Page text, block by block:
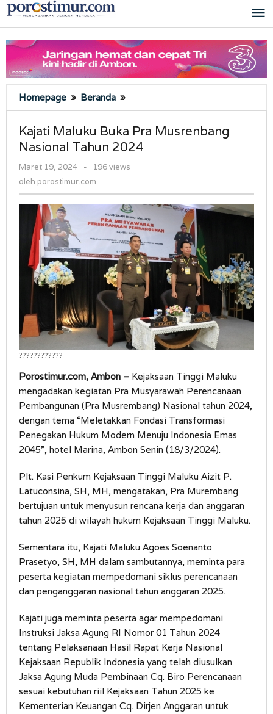
Lewati
ke
Homepage » Beranda »
Maluku
Buka
Pra
Musrenbang
Nasional
2024
Kajati Maluku Buka Pra Musrenbang
Nasional Tahun 2024
Maret 19, 2024
oleh
-
196 views
oleh porostimur.com
????????????
Porostimur.com, Ambon – Kejaksaan Tinggi Maluku
mengadakan kegiatan Pra Musyarawah Perencanaan
Pembangunan (Pra Musrembang) Nasional tahun 2024,
dengan tema “Meletakkan Fondasi Transformasi
Penegakan Hukum Modern Menuju Indonesia Emas
2045”, hotel Marina, Ambon Senin (18/3/2024).
Plt. Kasi Penkum Kejaksaan Tinggi Maluku Aizit P.
Latuconsina, SH, MH, mengatakan, Pra Murembang
bertujuan untuk menyusun rencana kerja dan anggaran
tahun 2025 di wilayah hukum Kejaksaan Tinggi Maluku.
Sementara itu, Kajati Maluku Agoes Soenanto
Prasetyo, SH, MH dalam sambutannya, meminta para
peserta kegiatan mempedomani siklus perencanaan
dan penganggaran nasional tahun anggaran 2025.
Kajati juga meminta peserta agar mempedomani
Instruksi Jaksa Agung RI Nomor 01 Tahun 2024
tentang Pelaksanaan Hasil Rapat Kerja Nasional
Kejaksaan Republik Indonesia yang telah diusulkan
Jaksa Agung Muda Pembinaan Cq. Biro Perencanaan
sesuai kebutuhan riil Kejaksaan Tahun 2025 ke
Kementerian Keuangan Cq. Dirjen Anggaran untuk